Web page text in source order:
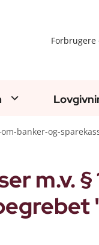
om-banker-og-
m.v. §